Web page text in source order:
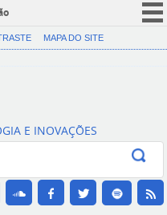
CORONAVÍRUS (COVID-19)
Canais
MAPA DO SITE
E INOVAÇÕES